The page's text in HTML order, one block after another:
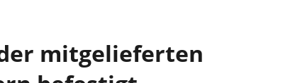
mitgelieferten